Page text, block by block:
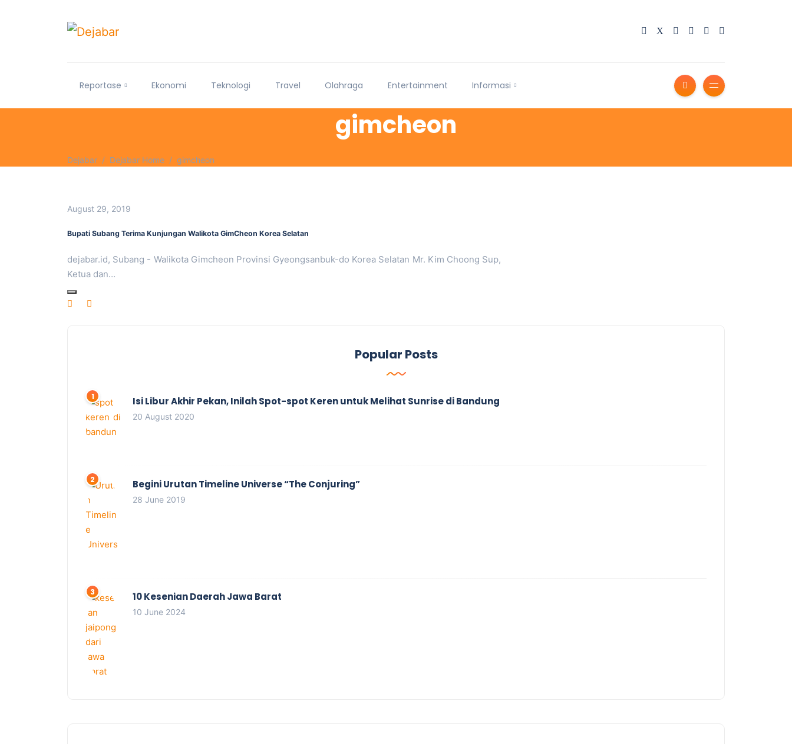
Reportase Ekonomi Teknologi Travel Olahraga Entertainment Informasi
gimcheon
Dejabar Dejabar Home gimcheon
August 29, 2019
Bupati Subang Terima Kunjungan Walikota GimCheon Korea Selatan
dejabar.id, Subang - Walikota Gimcheon Provinsi Gyeongsanbuk-do Korea Selatan Mr. Kim Choong Sup,
Ketua dan…
Popular Posts
Isi Libur Akhir Pekan, Inilah Spot-spot Keren untuk Melihat Sunrise di Bandung
20 August 2020
Begini Urutan Timeline Universe “The Conjuring”
28 June 2019
10 Kesenian Daerah Jawa Barat
10 June 2024